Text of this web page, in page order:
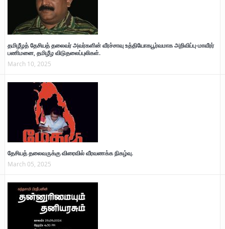
தமிழீழத் தேசியத் தலைவர் அவர்களின் வீரச்சாவு உத்தியோகபூர்வமாக அறிவிப்பு-மாவீரர்
பணிமனை, தமிழீழ விடுதலைப்புலிகள்.
March 10, 2025
தேசியத் தலைவருக்கு விரைவில் வீரவணக்க நிகழ்வு.
March 05, 2025